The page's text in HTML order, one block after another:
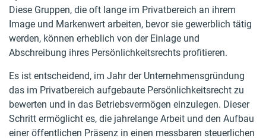
Diese Gruppen, die oft lange im Privatbereich an ihrem
Image und Markenwert arbeiten, bevor sie gewerblich tätig
werden, können erheblich von der Einlage und
Abschreibung ihres Persönlichkeitsrechts profitieren.
Es ist entscheidend, im Jahr der Unternehmensgründung
das im Privatbereich aufgebaute Persönlichkeitsrecht zu
bewerten und in das Betriebsvermögen einzulegen. Dieser
Schritt ermöglicht es, die jahrelange Arbeit und den Aufbau
einer öffentlichen Präsenz in einen messbaren steuerlichen